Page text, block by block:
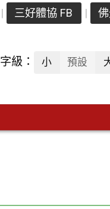
三好體協 FB
字級： 小 預設